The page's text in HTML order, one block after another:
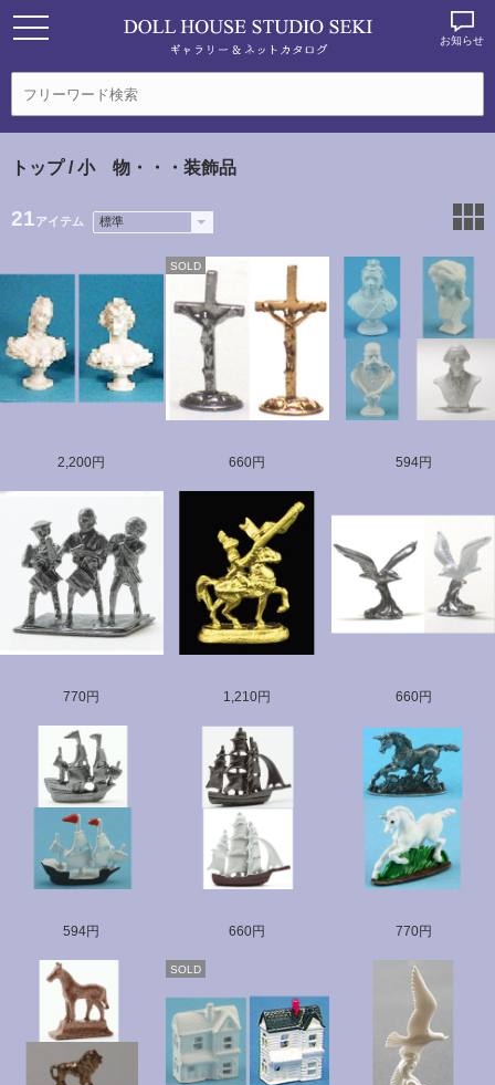
お知らせ
トップ/ 小 物・・・装飾品
21アイテム
2,200円
SOLD
660円 594円
770円 1,210円 660円
594円 660円 770円
SOLD